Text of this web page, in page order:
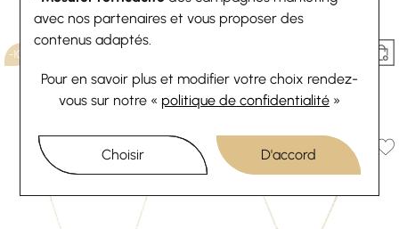
avec nos partenaires et vous proposer des
contenus adaptés.
Pour en savoir plus et modifier votre choix rendez-
vous sur notre « politique de confidentialité »
Choisir D'accord
-10%
ZAG
Collier Zag Arisa en acier doré
ZAG
Collier Zag Cosima en acier doré